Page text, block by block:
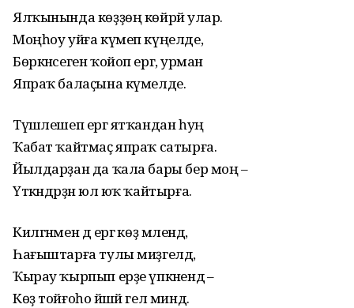
Ялҡынында көҙҙөң көйрәй улар.
Моңһоу уйға күмеп күңелде,
Бөркәнсеген ҡойоп ергә, урман
Япраҡ балаҫына күмелде.
Түшәлешеп ергә ятҡандан һуң
Ҡабат ҡайтмаҫ япраҡ сатырға.
Йылдарҙан да ҡала бары бер моң –
Үткәндәрҙән юл юҡ ҡайтырға.
Килгәнмен дә ергә көҙ мәлендә,
Һағыштарға тулы миҙгелдә,
Ҡырау ҡырпып ерҙе үпкәнендә –
Көҙ тойғоһо йәшәй гел миндә.